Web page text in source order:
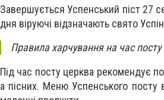
Завершується Успенський піст 27
дня віруючі відзначають свято
Правила харчування на час посту
Під час посту церква рекомендує
а пісних. Меню Успенського посту